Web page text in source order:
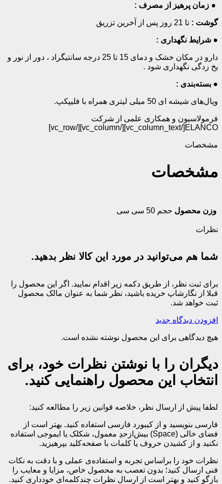
● زمان پرهیز از مصرف :
گوشت : تا 21 روز پس از آخرین تزریق
● شرایط نگهداری :
دارو در مکان خشک و دمای 15 تا 25 درجه سانتیگراد ، دور از نور و
یخ زدگی نگهداری شود .
● بسته‌بندی :
ویال‌های شیشه ای 50 میلی لیتری همراه با فلیپ­کپ.
فرمولاسیون و همکاری علمی از شرکت
ELANCO
[/vc_column_text][/vc_column][/vc_row]
مشخصات
مشخصات
وزن محصول حجم 50 سی سی
نظرات
شما هم می‌توانید در مورد این کالا نظر بدهید.
برای ثبت نظر، از طریق دکمه زیر اقدام نمایید. اگر این محصول را
قبلا از نگارشاپ خریده باشید، نظر شما به عنوان مالک محصول
ثبت خواهد شد.
افزودن دیدگاه جدید
هیچ دیدگاهی برای این محصول نوشته نشده است.
دیگران را با نوشتن نظرات خود، برای
انتخاب این محصول راهنمایی کنید.
لطفا پیش از ارسال نظر، خلاصه قوانین زیر را مطالعه کنید:
فارسی بنویسید و از کیبورد فارسی استفاده کنید. بهتر است از
فضای خالی (Space) بیش‌از‌حدِ معمول، شکلک یا ایموجی استفاده
نکنید و از کشیدن حروف یا کلمات با صفحه‌کلید بپرهیزید.
نظرات خود را براساس تجربه و استفاده‌ی عملی و با دقت به نکات
فنی ارسال کنید؛ بدون تعصب به محصول خاص، مزایا و معایب را
بازگو کنید و بهتر است از ارسال نظرات چندکلمه‌‌ای خودداری کنید.